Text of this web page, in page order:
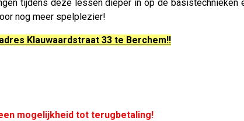
tijdens deze lessen dieper in op de basistechnieken
nog meer spelplezier!
Klauwaardstraat 33 te Berchem!!
mogelijkheid tot terugbetaling!